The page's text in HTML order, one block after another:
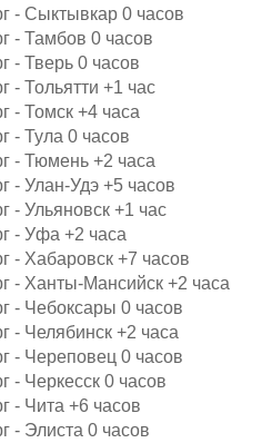
- Сыктывкар 0 часов
- Тамбов 0 часов
- Тверь 0 часов
- Тольятти +1 час
- Томск +4 часа
- Тула 0 часов
- Тюмень +2 часа
- Улан-Удэ +5 часов
- Ульяновск +1 час
- Уфа +2 часа
- Хабаровск +7 часов
- Ханты-Мансийск +2 часа
- Чебоксары 0 часов
- Челябинск +2 часа
- Череповец 0 часов
- Черкесск 0 часов
- Чита +6 часов
- Элиста 0 часов